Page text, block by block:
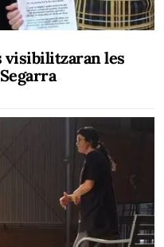
visibilitzaran les